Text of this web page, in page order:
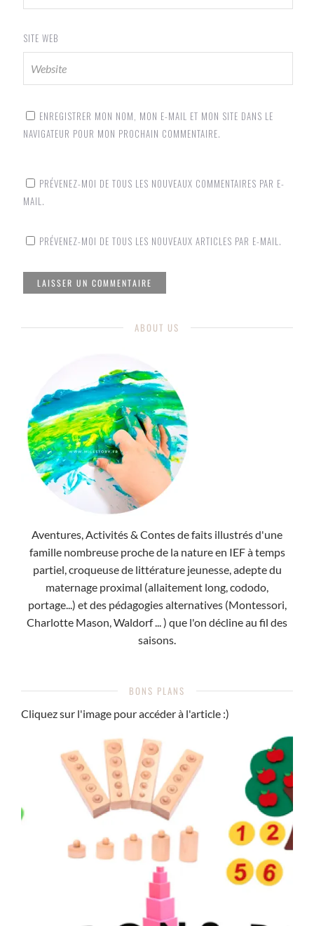
SITE WEB
ENREGISTRER MON NOM, MON E-MAIL ET MON SITE DANS LE
NAVIGATEUR POUR MON PROCHAIN COMMENTAIRE.
PRÉVENEZ-MOI DE TOUS LES NOUVEAUX COMMENTAIRES PAR E-
MAIL.
PRÉVENEZ-MOI DE TOUS LES NOUVEAUX ARTICLES PAR E-MAIL.
ABOUT US
Aventures, Activités & Contes de faits illustrés d'une
famille nombreuse proche de la nature en IEF à temps
partiel, croqueuse de littérature jeunesse, adepte du
maternage proximal (allaitement long, cododo,
portage...) et des pédagogies alternatives (Montessori,
Charlotte Mason, Waldorf ... ) que l'on décline au fil des
saisons.
BONS PLANS
Cliquez sur l'image pour accéder à l'article :)